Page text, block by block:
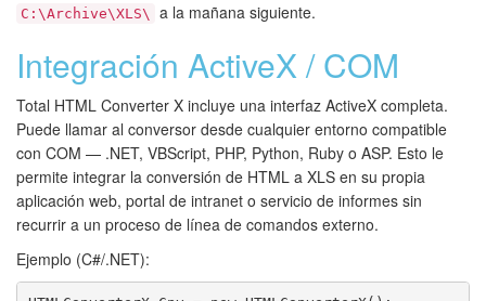
C:\Archive\XLS\ a la mañana siguiente.
Integración ActiveX / COM
Total HTML Converter X incluye una interfaz ActiveX completa.
Puede llamar al conversor desde cualquier entorno compatible
con COM — .NET, VBScript, PHP, Python, Ruby o ASP. Esto le
permite integrar la conversión de HTML a XLS en su propia
aplicación web, portal de intranet o servicio de informes sin
recurrir a un proceso de línea de comandos externo.
Ejemplo (C#/.NET):